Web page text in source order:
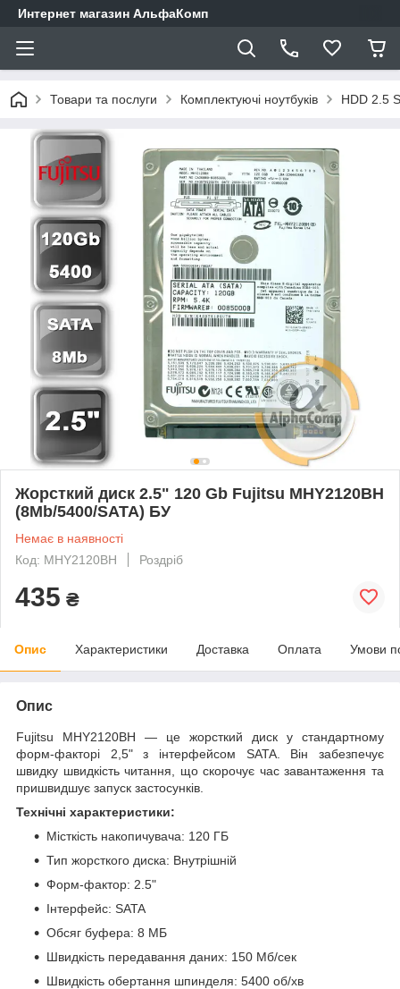
Интернет магазин АльфаКомп
Товари та послуги Комплектуючі ноутбуків HDD 2.5
Жорсткий диск 2.5" 120 Gb Fujitsu MHY2120BH
(8Mb/5400/SATA) БУ
Немає в наявності
Код: MHY2120BH
Роздріб
435 ₴
Опис Характеристики Доставка Оплата Умови
Опис
Fujitsu MHY2120BH — це жорсткий диск у стандартному
форм-факторі 2,5" з інтерфейсом SATA. Він забезпечує
швидку швидкість читання, що скорочує час завантаження та
пришвидшує запуск застосунків.
Технічні характеристики:
Місткість накопичувача: 120 ГБ
Тип жорсткого диска: Внутрішній
Форм-фактор: 2.5"
Інтерфейс: SATA
Обсяг буфера: 8 МБ
Швидкість передавання даних: 150 Мб/сек
Швидкість обертання шпинделя: 5400 об/хв